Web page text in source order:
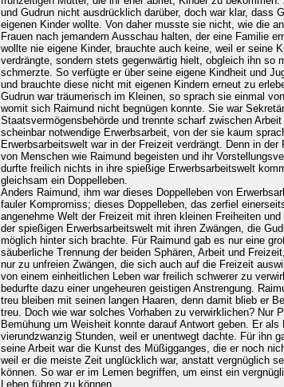
und Gudrun nicht ausdrücklich darüber, doch war klar, dass
eigenen Kinder wollte. Von daher musste sie nicht, wie die
Frauen nach jemandem Ausschau halten, der eine Familie
wollte nie eigene Kinder, brauchte auch keine, weil er seine
verdrängte, sondern stets gegenwärtig hielt, obgleich ihn so
schmerzte. So verfügte er über seine eigene Kindheit und
und brauchte diese nicht mit eigenen Kindern erneut zu
Gudrun war träumerisch im Kleinen, so sprach sie einmal
womit sich Raimund nicht begnügen konnte. Sie war
Staatsvermögensbehörde und trennte scharf zwischen
scheinbar notwendige Erwerbsarbeit, von der sie kaum
Erwerbsarbeitswelt war in der Freizeit verdrängt. Denn in
von Menschen wie Raimund begeisten und ihr
durfte freilich nichts in ihre spießige Erwerbsarbeitswelt
gleichsam ein Doppelleben.
Anders Raimund, ihm war dieses Doppelleben von
fauler Kompromiss; dieses Doppelleben, das zerfiel
angenehme Welt der Freizeit mit ihren kleinen Freiheiten
der spießigen Erwerbsarbeitswelt mit ihren Zwängen, die
möglich hinter sich brachte. Für Raimund gab es nur eine
säuberliche Trennung der beiden Sphären, Arbeit und
nur zu unfreien Zwängen, die sich auch auf die Freizeit
von einem einheitlichen Leben war freilich schwerer zu
bedurfte dazu einer ungeheuren geistigen Anstrengung.
treu bleiben mit seinen langen Haaren, denn damit blieb er
treu. Doch wie war solches Vorhaben zu verwirklichen? Nur
Bemühung um Weisheit konnte darauf Antwort geben. Er als
vierundzwanzig Stunden, weil er unentwegt dachte. Für ihn
seine Arbeit war die Kunst des Müßigganges, die er noch
weil er die meiste Zeit unglücklich war, anstatt vergnüglich
können. So war er im Lernen begriffen, um einst ein
Leben führen zu können.